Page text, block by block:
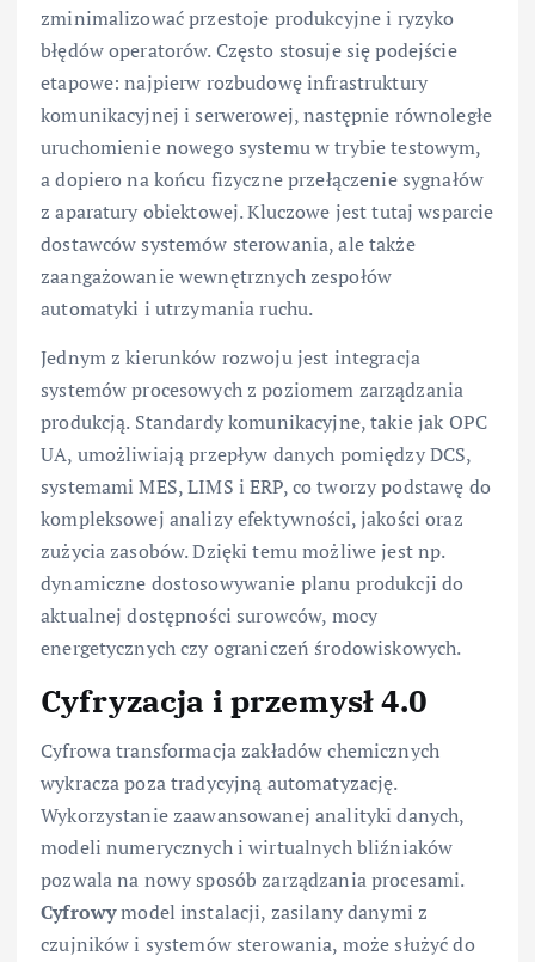
zminimalizować przestoje produkcyjne i ryzyko
błędów operatorów. Często stosuje się podejście
etapowe: najpierw rozbudowę infrastruktury
komunikacyjnej i serwerowej, następnie równoległe
uruchomienie nowego systemu w trybie testowym,
a dopiero na końcu fizyczne przełączenie sygnałów
z aparatury obiektowej. Kluczowe jest tutaj wsparcie
dostawców systemów sterowania, ale także
zaangażowanie wewnętrznych zespołów
automatyki i utrzymania ruchu.
Jednym z kierunków rozwoju jest integracja
systemów procesowych z poziomem zarządzania
produkcją. Standardy komunikacyjne, takie jak OPC
UA, umożliwiają przepływ danych pomiędzy DCS,
systemami MES, LIMS i ERP, co tworzy podstawę do
kompleksowej analizy efektywności, jakości oraz
zużycia zasobów. Dzięki temu możliwe jest np.
dynamiczne dostosowywanie planu produkcji do
aktualnej dostępności surowców, mocy
energetycznych czy ograniczeń środowiskowych.
Cyfryzacja i przemysł 4.0
Cyfrowa transformacja zakładów chemicznych
wykracza poza tradycyjną automatyzację.
Wykorzystanie zaawansowanej analityki danych,
modeli numerycznych i wirtualnych bliźniaków
pozwala na nowy sposób zarządzania procesami.
Cyfrowymodel instalacji, zasilany danymi z
czujników i systemów sterowania, może służyć do